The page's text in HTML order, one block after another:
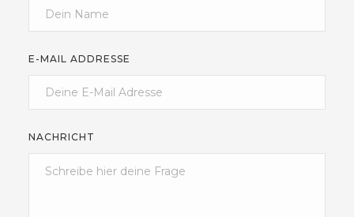
E-MAIL ADDRESSE
NACHRICHT